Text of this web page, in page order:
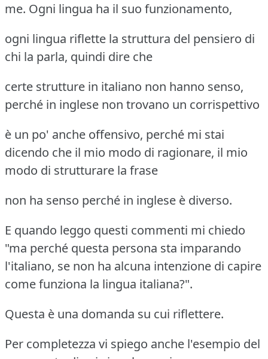
me. Ogni lingua ha il suo funzionamento,
ogni lingua riflette la struttura del pensiero di
chi la parla, quindi dire che
certe strutture in italiano non hanno senso,
perché in inglese non trovano un corrispettivo
è un po' anche offensivo, perché mi stai
dicendo che il mio modo di ragionare, il mio
modo di strutturare la frase
non ha senso perché in inglese è diverso.
E quando leggo questi commenti mi chiedo
"ma perché questa persona sta imparando
l'italiano, se non ha alcuna intenzione di capire
come funziona la lingua italiana?".
Questa è una domanda su cui riflettere.
Per completezza vi spiego anche l'esempio del